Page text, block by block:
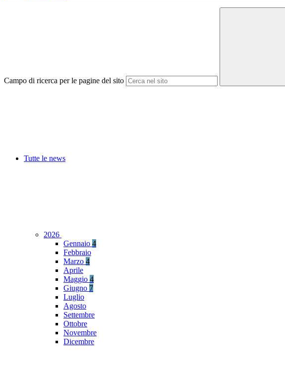
Campo di ricerca per le pagine del sito
Tutte le news
2026
Gennaio 4
Febbraio
Marzo 4
Aprile
Maggio 4
Giugno 7
Luglio
Agosto
Settembre
Ottobre
Novembre
Dicembre